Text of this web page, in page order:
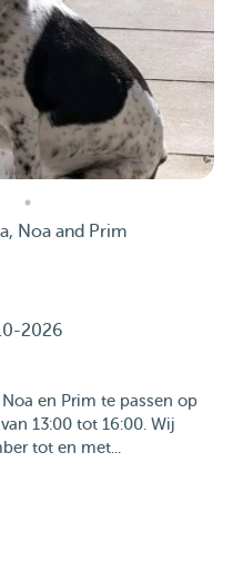
Noa and Prim
2026
en Prim te passen op
13:00 tot 16:00. Wij
tot en met...